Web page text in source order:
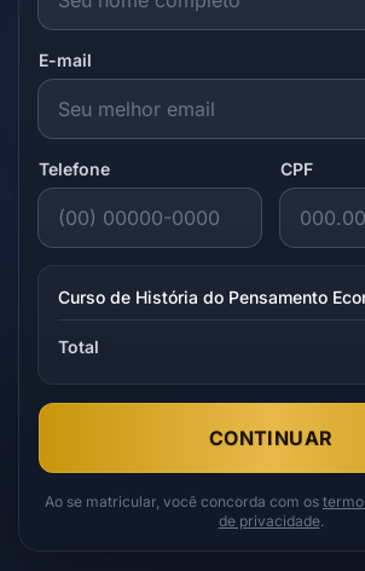
E-mail
Telefone CPF
Curso de História do Pensamento
Total
CONTINUAR
Ao se matricular, você concorda com os
de privacidade.